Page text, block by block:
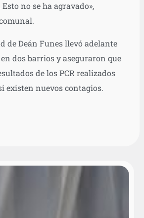
no se ha agravado»,
de Deán Funes llevó adelante
dos barrios y aseguraron que
de los PCR realizados
existen nuevos contagios.